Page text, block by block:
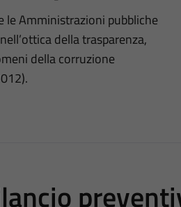
le Amministrazioni pubbliche
della trasparenza,
della corruzione